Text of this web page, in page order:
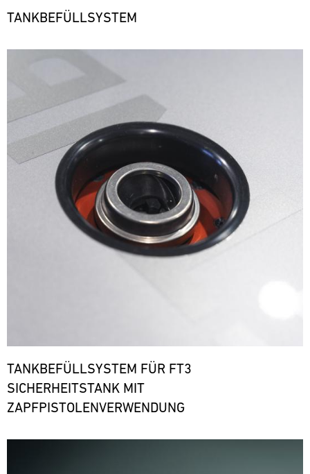
TANKBEFÜLLSYSTEM
TANKBEFÜLLSYSTEM FÜR FT3
SICHERHEITSTANK MIT
ZAPFPISTOLENVERWENDUNG